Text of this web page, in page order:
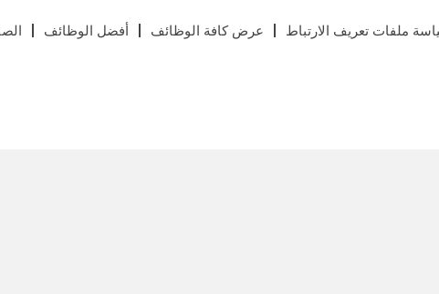
أفضل الوظائف عرض كافة الوظائف
ملفات تعريف الارتباط